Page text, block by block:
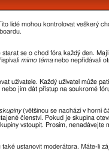
lidé mohou kontrolovat veškerý
se o chod fóra každý den.
mimo témanebo nepřidávali
uživatele. Každý uživatel může
jim dát přístup na soukromé
(většinou se nachází v horní
členství. Pokud je skupina
vstoupit. Prosím, nenadávejte
ustanovit moderátora. Máte-li